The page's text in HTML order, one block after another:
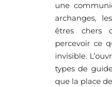
une
archanges,
êtres chers
percevoir ce
invisible.
types de
que la place